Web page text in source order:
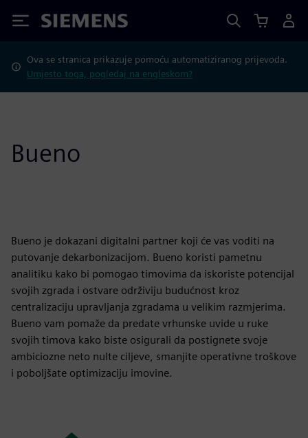
Siemens
Ova se stranica prikazuje pomoću automatiziranog prijevoda.
Umjesto toga, pogledaj na engleskom?
Bueno
Bueno je dokazani digitalni partner koji će vas voditi na
putovanje dekarbonizacijom. Bueno koristi pametnu
analitiku kako bi pomogao timovima da iskoriste potencijal
svojih zgrada i ostvare održiviju budućnost kroz
centralizaciju upravljanja zgradama u velikim razmjerima.
Bueno vam pomaže da predate vrhunske uvide u ruke
svojih timova kako biste osigurali da postignete svoje
ambiciozne neto nulte ciljeve, smanjite operativne troškove
i poboljšate optimizaciju imovine.